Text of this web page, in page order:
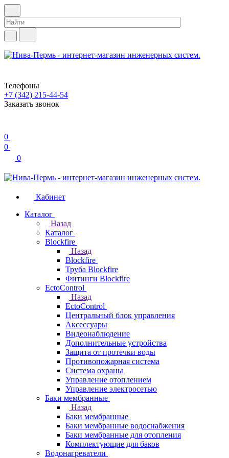
Телефоны
+7 (342) 215-44-54
Заказать звонок
0
0
0
Кабинет
Каталог
Назад
Каталог
Blockfire
Назад
Blockfire
Труба Blockfire
Фитинги Blockfire
EctoControl
Назад
EctoControl
Центральный блок управления
Аксессуары
Видеонаблюдение
Дополнительные устройства
Защита от протечки воды
Противопожарная система
Система охраны
Управление отоплением
Управление электросетью
Баки мембранные
Назад
Баки мембранные
Баки мембранные водоснабжения
Баки мембранные для отопления
Комплектующие для баков
Водонагреватели